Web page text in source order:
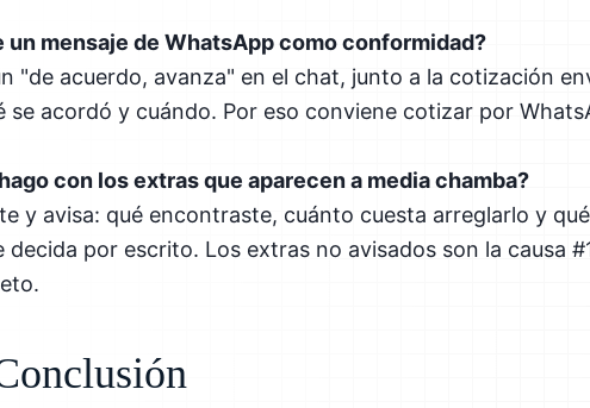
un mensaje de WhatsApp como conformidad?
"de acuerdo, avanza" en el chat, junto a la cotización
se acordó y cuándo. Por eso conviene cotizar por
con los extras que aparecen a media chamba?
y avisa: qué encontraste, cuánto cuesta arreglarlo y
decida por escrito. Los extras no avisados son la causa